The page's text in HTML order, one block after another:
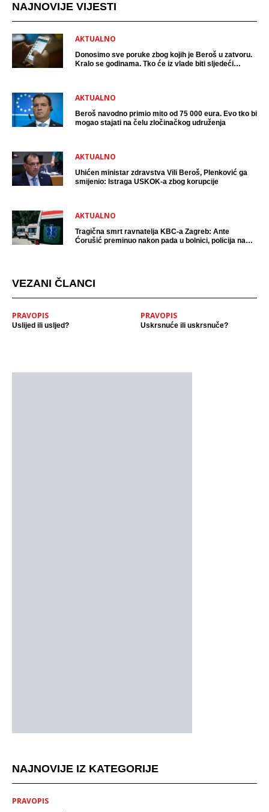
NAJNOVIJE VIJESTI
AKTUALNO
Donosimo sve poruke zbog kojih je Beroš u zatvoru.
Kralo se godinama. Tko će iz vlade biti sljedeći
AKTUALNO
Beroš navodno primio mito od 75 000 eura. Evo tko bi
mogao stajati na čelu zločinačkog udruženja
AKTUALNO
Uhićen ministar zdravstva Vili Beroš, Plenković ga
smijenio: Istraga USKOK-a zbog korupcije
AKTUALNO
Tragična smrt ravnatelja KBC-a Zagreb: Ante
Ćorušić preminuo nakon pada u bolnici, policija na
VEZANI ČLANCI
PRAVOPIS
Uslijed ili usljed?
PRAVOPIS
Uskrsnuće ili uskrsnuče?
NAJNOVIJE IZ KATEGORIJE
PRAVOPIS